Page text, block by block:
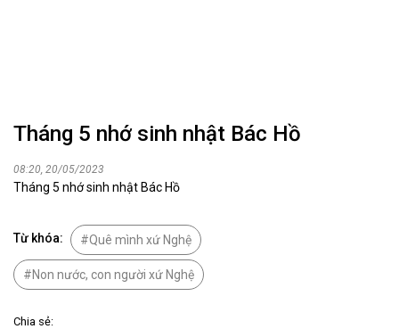
Tháng 5 nhớ sinh nhật Bác Hồ
08:20, 20/05/2023
Tháng 5 nhớ sinh nhật Bác Hồ
Từ khóa: Quê mình xứ Nghệ
Non nước, con người xứ Nghệ
Chia sẻ: